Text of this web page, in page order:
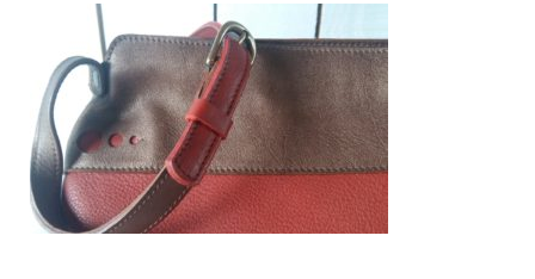
Commandes particulières
E-Boutique
Pour acheter
Contact